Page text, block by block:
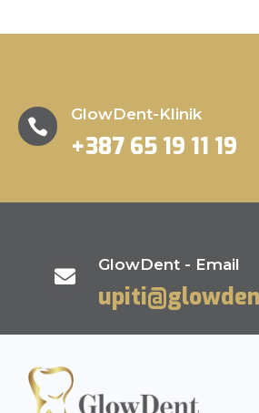

GlowDent-Klinik
+387 65 19 11 19

GlowDent - Email